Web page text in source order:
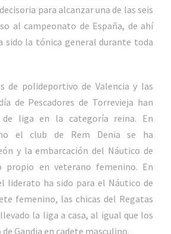
para alcanzar una de las seis
al campeonato de España, de ahí
sido la tónica general durante toda
de polideportivo de Valencia y las
de Pescadores de Torrevieja han
liga en la categoría reina. En
el club de Rem Denia se ha
y la embarcación del Náutico de
propio en veterano femenino. En
liderato ha sido para el Náutico de
femenino, las chicas del Regatas
la liga a casa, al igual que los
Gandia en cadete masculino.